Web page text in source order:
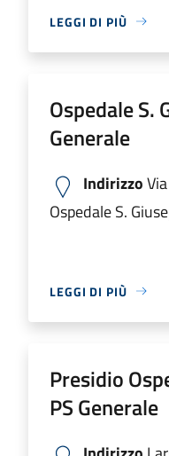
LEGGI DI PIÙ
Ospedale S.
Generale
Indirizzo
Ospedale S.
LEGGI DI PIÙ
Presidio
PS Generale